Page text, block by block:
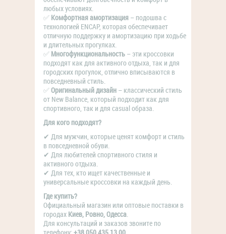
любых условиях.
✅ Комфортная амортизация – подошва с
технологией ENCAP, которая обеспечивает
отличную поддержку и амортизацию при ходьбе
и длительных прогулках.
✅ Многофункциональность – эти кроссовки
подходят как для активного отдыха, так и для
городских прогулок, отлично вписываются в
повседневный стиль.
✅Оригинальный дизайн – классический стиль
от New Balance, который подходит как для
спортивного, так и для casual образа.
Для кого подходят?
✔ Для мужчин, которые ценят комфорт и стиль
в повседневной обуви.
✔ Для любителей спортивного стиля и
активного отдыха.
✔ Для тех, кто ищет качественные и
универсальные кроссовки на каждый день.
Где купить?
Официальный магазин или оптовые поставки в
городах Киев, Ровно, Одесса.
Для консультаций и заказов звоните по